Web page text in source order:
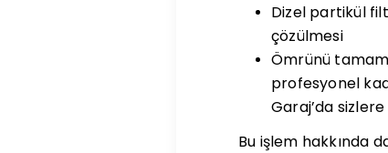
Dizel partikül
çözülmesi
Ömrünü
profesyonel
Garaj’da
Bu işlem hakkında